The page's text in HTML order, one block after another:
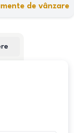
de vânzare